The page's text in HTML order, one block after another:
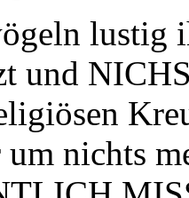
lustig
und
um nichts